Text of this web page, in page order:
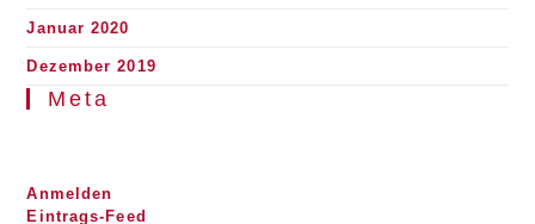
Januar 2020
Dezember 2019
Meta
Anmelden
Eintrags-Feed